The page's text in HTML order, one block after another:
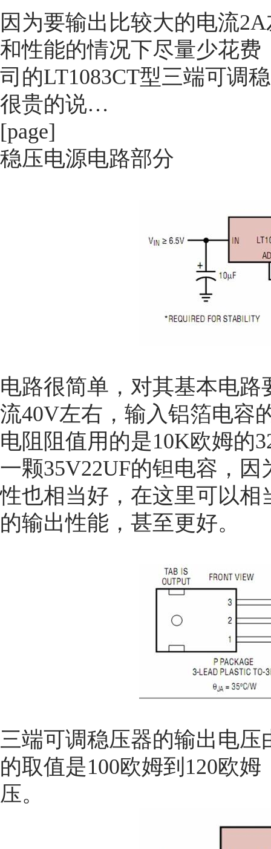
因为要输出比较大的电流
和性能的情况下尽量少花
司的LT1083CT型三端可调
很贵的说…
[page]
稳压电源电路部分
电路很简单，对其基本电
流40V左右，输入铝箔电容
电阻阻值用的是10K欧姆的
一颗35V22UF的钽电容，
性也相当好，在这里可以相
的输出性能，甚至更好。
三端可调稳压器的输出电压
的取值是100欧姆到120欧
压。